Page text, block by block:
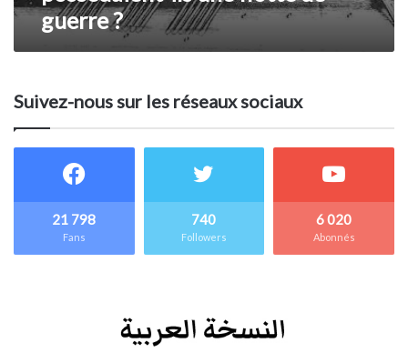
guerre ?
Suivez-nous sur les réseaux sociaux
21 798
Fans
740
Followers
6 020
Abonnés